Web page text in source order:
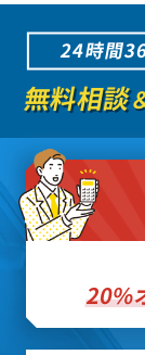
24時間
無料相談
20%